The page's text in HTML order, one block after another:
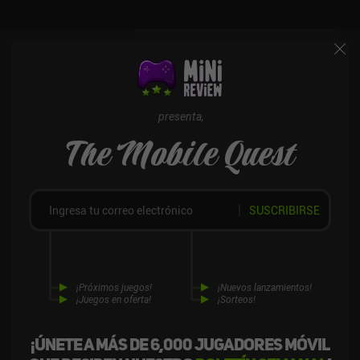
ajustes, lo que permite una calidad de vida muy poco común en el
género. Siralim Ultimate es un juego premium de 9,99 $ disponible
tanto para móviles como para PC. Con soporte para mandos,
guardado en la nube multiplataforma, juego offline completo y sin
iAPs, podrás disfrutar de la infinita diversidad que ofrece este
presenta,
The Mobile Quest
¡Únete a más de 6,000 jugadores móvil
¡Próximos juegos!
¡Juegos en oferta!
¡Nuevos lanzamientos!
¡Sorteos!
SUSCRIBIRSE